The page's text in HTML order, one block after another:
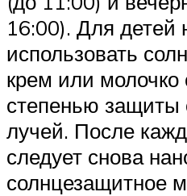
16:00). Для детей
использовать
крем или молочко
степенью защиты
лучей. После
следует снова
солнцезащитное